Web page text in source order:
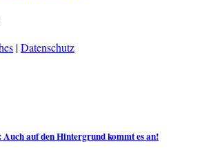
|Datenschutz
auf den Hintergrund kommt es an!